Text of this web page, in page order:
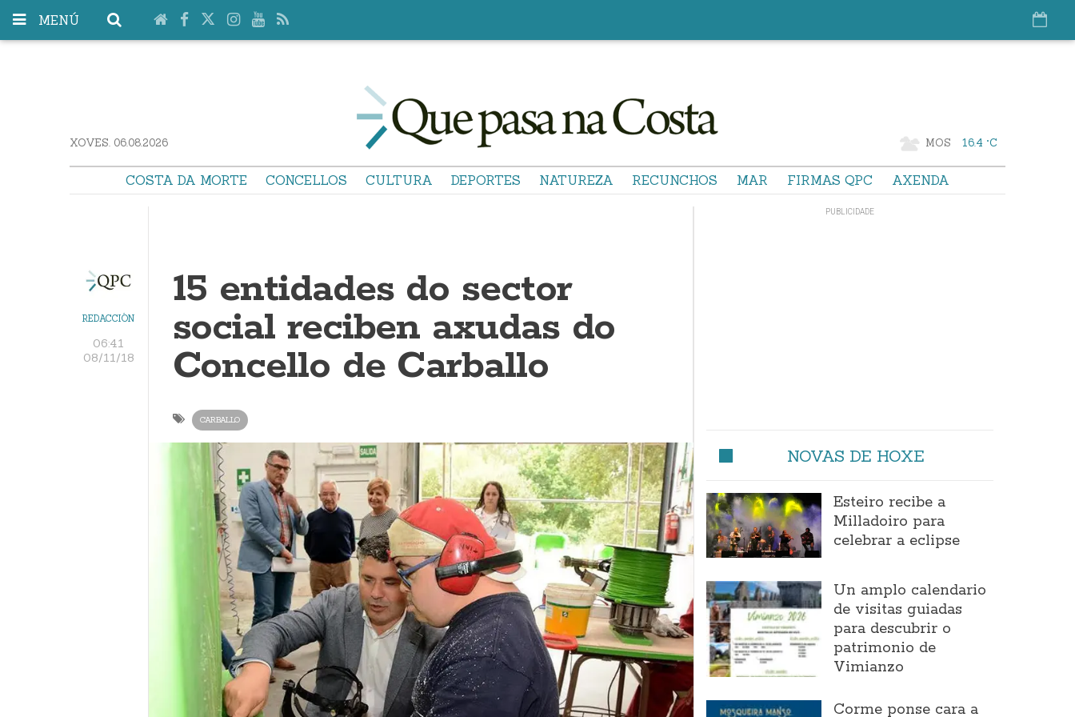
MENÚ
XOVES. 06.08.2026 MOS 16.4 °C
COSTA DA MORTE CONCELLOS CULTURA DEPORTES NATUREZA RECUNCHOS MAR FIRMAS QPC AXENDA
REDACCIÓN
06:41
08/11/18
15 entidades do sector
social reciben axudas do
Concello de Carballo
CARBALLO
NOVAS DE HOXE
Esteiro recibe a
Milladoiro para
celebrar a eclipse
Un amplo calendario
de visitas guiadas
para descubrir o
patrimonio de
Vimianzo
Corme ponse cara a